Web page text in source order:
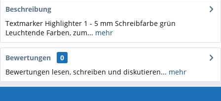
Beschreibung
Textmarker Highlighter 1 - 5 mm Schreibfarbe grün
Leuchtende Farben, zum... mehr
Bewertungen
0
Bewertungen lesen, schreiben und diskutieren... mehr